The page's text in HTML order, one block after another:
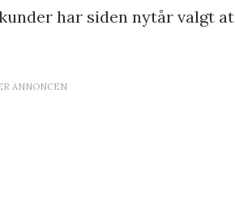
har siden nytår valgt at
ANNONCEN